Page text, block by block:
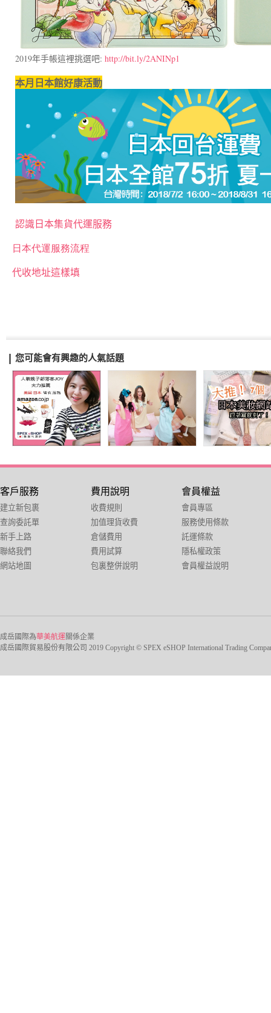
2019年手帳這裡挑選吧: http://bit.ly/2ANINp1
本月日本館好康活動
認識日本集貨代運服務
日本代運服務流程
代收地址這樣填
您可能會有興趣的人氣話題
客戶服務
建立新包裹
查詢委託單
新手上路
聯絡我們
網站地圖
費用說明
收費規則
加值理貨收費
倉儲費用
費用試算
包裏整併說明
會員權益
會員專區
服務使用條款
託運條款
隱私權政策
會員權益說明
成岳國際為華美航運關係企業
成岳國際貿易股份有限公司 2019 Copyright © SPEX eSHOP International Trading